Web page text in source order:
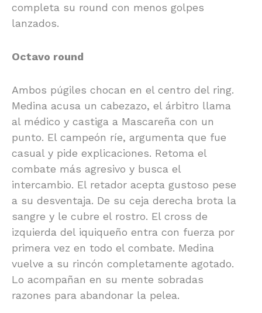
completa su round con menos golpes
lanzados.
Octavo round
Ambos púgiles chocan en el centro del ring.
Medina acusa un cabezazo, el árbitro llama
al médico y castiga a Mascareña con un
punto. El campeón ríe, argumenta que fue
casual y pide explicaciones. Retoma el
combate más agresivo y busca el
intercambio. El retador acepta gustoso pese
a su desventaja. De su ceja derecha brota la
sangre y le cubre el rostro. El cross de
izquierda del iquiqueño entra con fuerza por
primera vez en todo el combate. Medina
vuelve a su rincón completamente agotado.
Lo acompañan en su mente sobradas
razones para abandonar la pelea.